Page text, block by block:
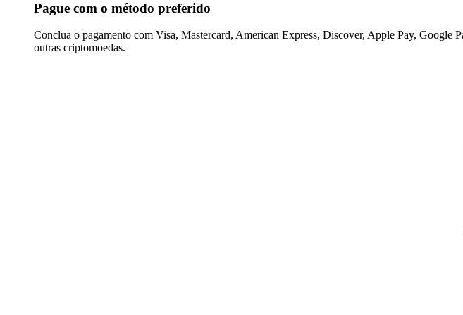
Pague com o método preferido
Conclua o pagamento com Visa, Mastercard, American Express, Discover, Apple Pay,
outras criptomoedas.